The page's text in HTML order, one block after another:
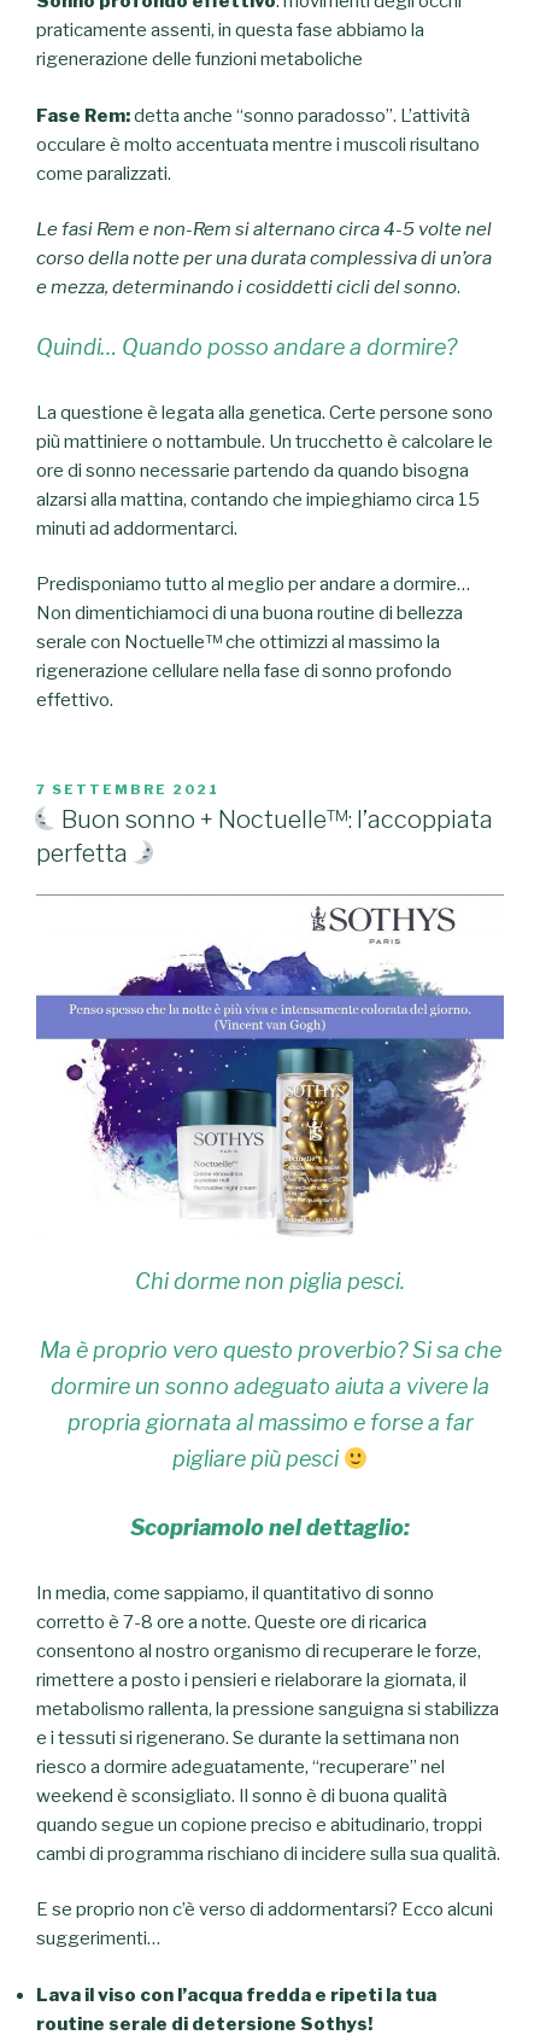
praticamente assenti, in questa fase abbiamo la
rigenerazione delle funzioni metaboliche
Fase Rem:detta anche “sonno paradosso”. L’attività
occulare è molto accentuata mentre i muscoli risultano
come paralizzati.
Le fasi Rem e non-Rem si alternano circa 4-5 volte nel
corso della notte per una durata complessiva di un’ora
e mezza, determinando i cosiddetti cicli del sonno.
Quindi… Quando posso andare a dormire?
La questione è legata alla genetica. Certe persone sono
più mattiniere o nottambule. Un trucchetto è calcolare le
ore di sonno necessarie partendo da quando bisogna
alzarsi alla mattina, contando che impieghiamo circa 15
minuti ad addormentarci.
Predisponiamo tutto al meglio per andare a dormire…
Non dimentichiamoci di una buona routine di bellezza
serale con Noctuelle™ che ottimizzi al massimo la
rigenerazione cellulare nella fase di sonno profondo
effettivo.
PUBBLICATO
IL
7 SETTEMBRE 2021
Buon sonno + Noctuelle™: l’accoppiata
perfetta
Chi dorme non piglia pesci.
Ma è proprio vero questo proverbio? Si sa che
dormire un sonno adeguato aiuta a vivere la
propria giornata al massimo e forse a far
pigliare più pesci
Scopriamolo nel dettaglio:
In media, come sappiamo, il quantitativo di sonno
corretto è 7-8 ore a notte. Queste ore di ricarica
consentono al nostro organismo di recuperare le forze,
rimettere a posto i pensieri e rielaborare la giornata, il
metabolismo rallenta, la pressione sanguigna si stabilizza
e i tessuti si rigenerano. Se durante la settimana non
riesco a dormire adeguatamente, “recuperare” nel
weekend è sconsigliato. Il sonno è di buona qualità
quando segue un copione preciso e abitudinario, troppi
cambi di programma rischiano di incidere sulla sua qualità.
E se proprio non c’è verso di addormentarsi? Ecco alcuni
suggerimenti…
Lava il viso con l’acqua fredda e ripeti la tua
routine serale di detersione Sothys!